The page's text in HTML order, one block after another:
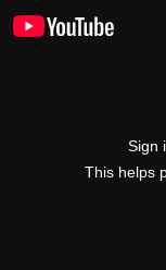
Sign
This helps